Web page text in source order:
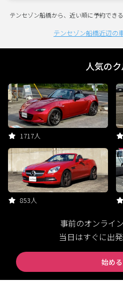
テンセゾン船橋から、近い順に予約でき
テンセゾン船橋近辺の
人気の
1717人
853人
事前のオンライ
当日はすぐに出
始める